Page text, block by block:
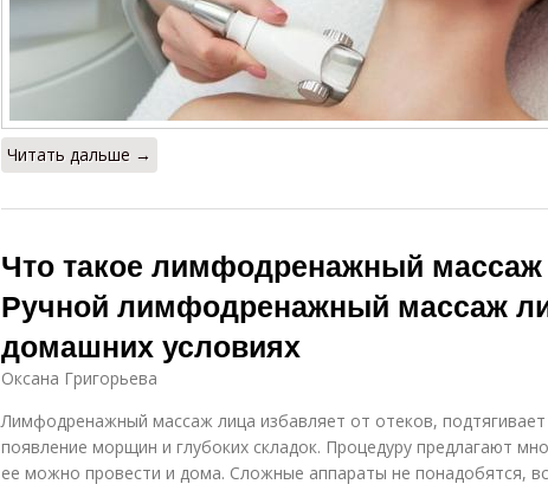
Читать дальше →
Что такое лимфодренажный
Ручной лимфодренажный массаж
домашних условиях
Оксана Григорьева
Лимфодренажный массаж лица избавляет от отеков,
появление морщин и глубоких складок. Процедуру предлагают
ее можно провести и дома. Сложные аппараты не понадобятся,